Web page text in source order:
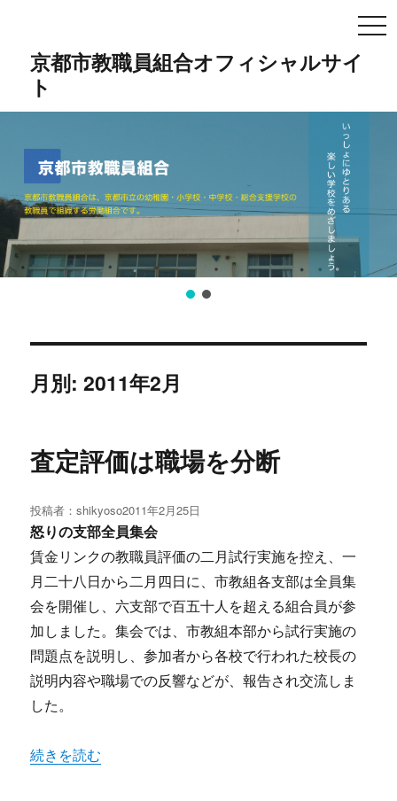
京都市教職員組合オフィシャルサイ
ト
月別: 2011年2月
査定評価は職場を分断
投稿者：shikyoso投
稿
日:
2011年2月25日
怒りの支部全員集会
賃金リンクの教職員評価の二月試行実施を控え、一
月二十八日から二月四日に、市教組各支部は全員集
会を開催し、六支部で百五十人を超える組合員が参
加しました。集会では、市教組本部から試行実施の
問題点を説明し、参加者から各校で行われた校長の
説明内容や職場での反響などが、報告され交流しま
した。
“査定評価は職場を分断 ” の
続きを読む